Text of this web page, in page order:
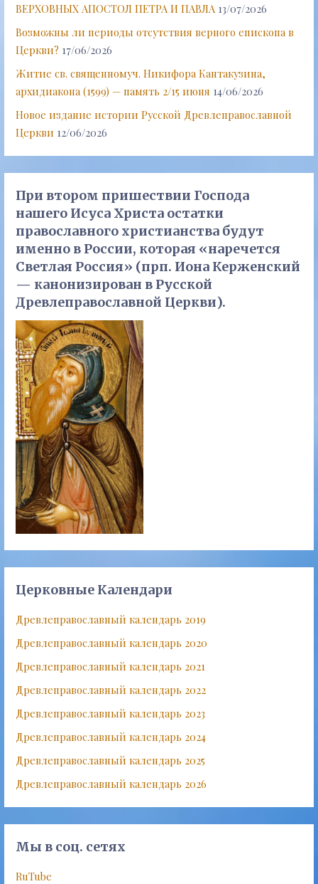
ВЕРХОВНЫХ АПОСТОЛ ПЕТРА И ПАВЛА 13/07/2026
Возможны ли периоды отсутствия верного епископа в
Церкви? 17/06/2026
Житие св. священномуч. Никифора Кантакузина,
архидиакона (1599) — память 2/15 июня 14/06/2026
Новое издание истории Русской Древлеправославной
Церкви 12/06/2026
При втором пришествии Господа
нашего Исуса Христа остатки
православного христианства будут
именно в России, которая «наречется
Светлая Россия» (прп. Иона Керженский
— канонизирован в Русской
Древлеправославной Церкви).
Церковные Календари
Древлеправославный календарь 2019
Древлеправославный календарь 2020
Древлеправославный календарь 2021
Древлеправославный календарь 2022
Древлеправославный календарь 2023
Древлеправославный календарь 2024
Древлеправославный календарь 2025
Древлеправославный календарь 2026
Мы в соц. сетях
RuTube